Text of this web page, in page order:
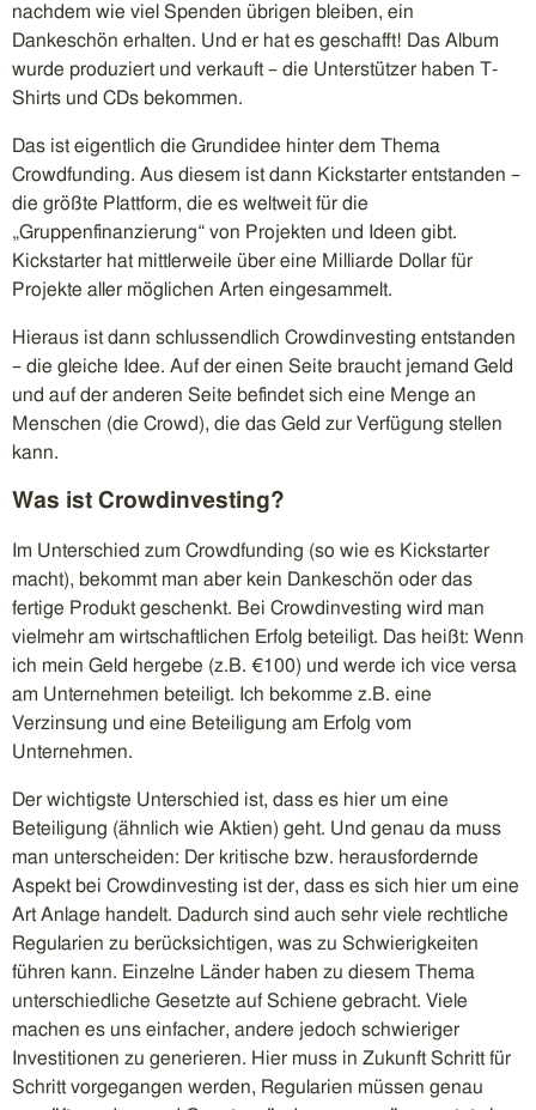
nachdem wie viel Spenden übrigen bleiben, ein
Dankeschön erhalten. Und er hat es geschafft! Das Album
wurde produziert und verkauft – die Unterstützer haben T-
Shirts und CDs bekommen.
Das ist eigentlich die Grundidee hinter dem Thema
Crowdfunding. Aus diesem ist dann Kickstarter entstanden –
die größte Plattform, die es weltweit für die
„Gruppenfinanzierung“ von Projekten und Ideen gibt.
Kickstarter hat mittlerweile über eine Milliarde Dollar für
Projekte aller möglichen Arten eingesammelt.
Hieraus ist dann schlussendlich Crowdinvesting entstanden
– die gleiche Idee. Auf der einen Seite braucht jemand Geld
und auf der anderen Seite befindet sich eine Menge an
Menschen (die Crowd), die das Geld zur Verfügung stellen
kann.
Was ist Crowdinvesting?
Im Unterschied zum Crowdfunding (so wie es Kickstarter
macht), bekommt man aber kein Dankeschön oder das
fertige Produkt geschenkt. Bei Crowdinvesting wird man
vielmehr am wirtschaftlichen Erfolg beteiligt. Das heißt: Wenn
ich mein Geld hergebe (z.B. €100) und werde ich vice versa
am Unternehmen beteiligt. Ich bekomme z.B. eine
Verzinsung und eine Beteiligung am Erfolg vom
Unternehmen.
Der wichtigste Unterschied ist, dass es hier um eine
Beteiligung (ähnlich wie Aktien) geht. Und genau da muss
man unterscheiden: Der kritische bzw. herausfordernde
Aspekt bei Crowdinvesting ist der, dass es sich hier um eine
Art Anlage handelt. Dadurch sind auch sehr viele rechtliche
Regularien zu berücksichtigen, was zu Schwierigkeiten
führen kann. Einzelne Länder haben zu diesem Thema
unterschiedliche Gesetzte auf Schiene gebracht. Viele
machen es uns einfacher, andere jedoch schwieriger
Investitionen zu generieren. Hier muss in Zukunft Schritt für
Schritt vorgegangen werden, Regularien müssen genau